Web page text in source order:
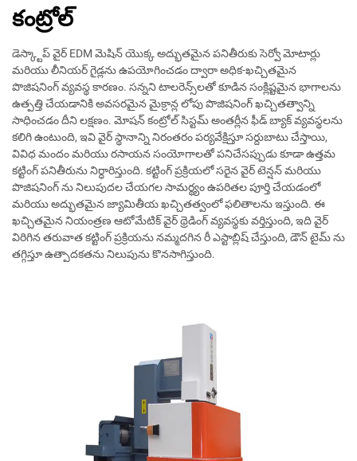
కంట్రోల్
డెస్క్టాప్ వైర్ EDM మెషిన్ యొక్క అద్భుతమైన పనితీరుకు సెర్వో మోటార్లు
మరియు లీనియర్ గైడ్లను ఉపయోగించడం ద్వారా అధిక-ఖచ్చితమైన
పొజిషనింగ్ వ్యవస్థ కారణం. సన్నని టాలరెన్స్‌లతో కూడిన సంక్లిష్టమైన భాగాలను
ఉత్పత్తి చేయడానికి అవసరమైన మైక్రాన్ల లోపు పొజిషనింగ్ ఖచ్చితత్వాన్ని
సాధించడం దీని లక్షణం. మోషన్ కంట్రోల్ సిస్టమ్ అంతర్లీన ఫీడ్ బ్యాక్ వ్యవస్థలను
కలిగి ఉంటుంది, ఇవి వైర్ స్థానాన్ని నిరంతరం పర్యవేక్షిస్తూ సర్దుబాటు చేస్తాయి,
వివిధ మందం మరియు రసాయన సంయోగాలతో పనిచేసప్పుడు కూడా ఉత్తమ
కట్టింగ్ పనితీరును నిర్ధారిస్తుంది. కట్టింగ్ ప్రక్రియలో సరైన వైర్ టెన్షన్ మరియు
పొజిషనింగ్ ను నిలుపుదల చేయగల సామర్థ్యం ఉపరితల పూర్తి చేయడంలో
మరియు అద్భుతమైన జ్యామితీయ ఖచ్చితత్వంలో ఫలితాలను ఇస్తుంది. ఈ
ఖచ్చితమైన నియంత్రణ ఆటోమేటిక్ వైర్ థ్రెడింగ్ వ్యవస్థకు వర్తిస్తుంది, ఇది వైర్
విరిగిన తరువాత కట్టింగ్ ప్రక్రియను నమ్మదగిన రీ ఎస్టాబ్లిష్ చేస్తుంది, డౌన్ టైమ్ ను
తగ్గిస్తూ ఉత్పాదకతను నిలుపును కొనసాగిస్తుంది.